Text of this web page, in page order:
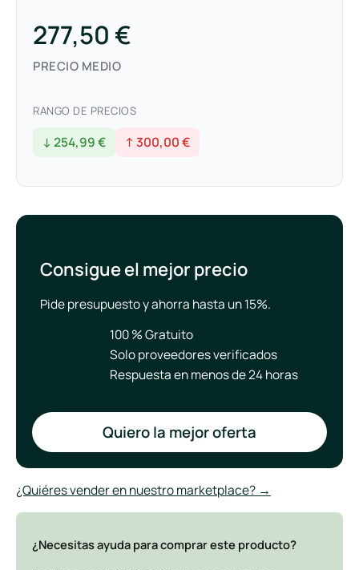
277,50 €
PRECIO MEDIO
RANGO DE PRECIOS
↓ 254,99 € ↑ 300,00 €
Consigue el mejor precio
Pide presupuesto y ahorra hasta un 15%.
100 % Gratuito
Solo proveedores verificados
Respuesta en menos de 24 horas
Quiero la mejor oferta
¿Quiéres vender en nuestro marketplace? →
¿Necesitas ayuda para comprar este producto?